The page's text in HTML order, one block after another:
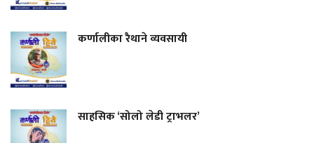
कर्णालीका रैथाने व्यवसायी
साहसिक ‘सोलो लेडी ट्राभलर’